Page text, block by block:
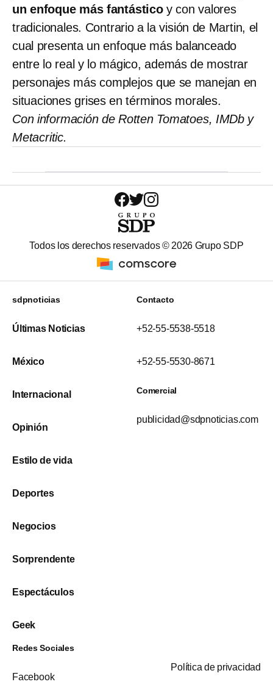
un enfoque más fantásticoy con valores
tradicionales. Contrario a la visión de Martin, el
cual presenta un enfoque más balanceado
entre lo real y lo mágico, además de mostrar
personajes más complejos que se manejan en
situaciones grises en términos morales.
Con información de Rotten Tomatoes, IMDb y
Metacritic.
Todos los derechos reservados © 2026 Grupo SDP
sdpnoticias
Últimas Noticias
México
Internacional
Opinión
Estilo de vida
Deportes
Negocios
Sorprendente
Espectáculos
Geek
Contacto
+52-55-5538-5518
+52-55-5530-8671
Comercial
publicidad@sdpnoticias.com
Redes Sociales
Facebook
Política de privacidad